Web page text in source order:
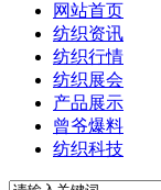
网站首页
纺织资讯
纺织行情
纺织展会
产品展示
曾爷爆料
纺织科技